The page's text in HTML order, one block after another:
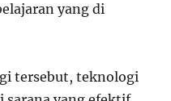
yang di
tersebut, teknologi